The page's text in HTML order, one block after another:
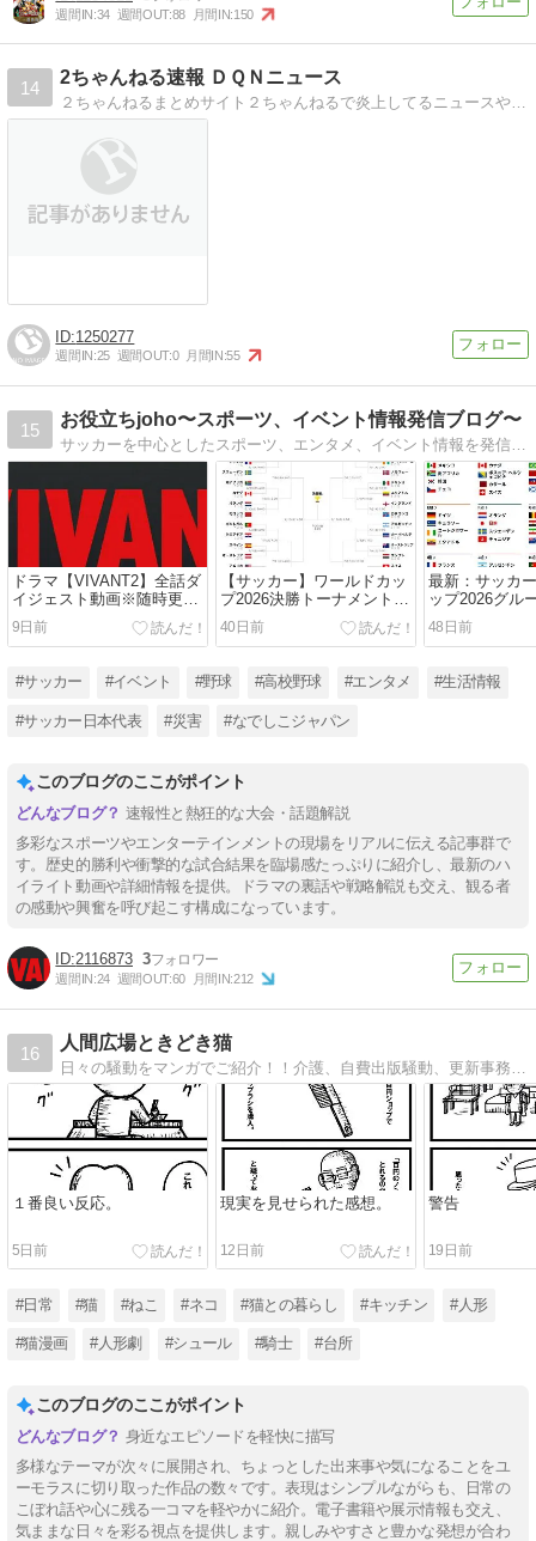
週間IN:34 週間OUT:88 月間IN:150
14
2ちゃんねる速報 ＤＱＮニュース
２ちゃんねるまとめサイト２ちゃんねるで炎上してるニュースや話題のニュース、面白いニュース、時事ネタを紹介
1250277
週間IN:25 週間OUT:0 月間IN:55
15
お役立ちjoho〜スポーツ、イベント情報発信ブログ〜
サッカーを中心としたスポーツ、エンタメ、イベント情報を発信しております！
ドラマ【VIVANT2】全話ダ
イジェスト動画※随時更新
9日前
【サッカー】ワールドカッ
プ2026決勝トーナメント日
程、中継&結果（ハイライ
ト動画有り）
40日前
最新：サッカ
ップ2026グル
果と順位表
48日前
#サッカー #イベント #野球 #高校野球 #エンタメ #生活情報
#サッカー日本代表 #災害 #なでしこジャパン
このブログのここがポイント
速報性と熱狂的な大会・話題解説
多彩なスポーツやエンターテインメントの現場をリアルに伝える記事群で
す。歴史的勝利や衝撃的な試合結果を臨場感たっぷりに紹介し、最新のハ
イライト動画や詳細情報を提供。ドラマの裏話や戦略解説も交え、観る者
の感動や興奮を呼び起こす構成になっています。
2116873 3
週間IN:24 週間OUT:60 月間IN:212
16
人間広場ときどき猫
１番良い反応。
5日前
現実を見せられた感想。
12日前
警告
19日前
#日常 #猫 #ねこ #ネコ #猫との暮らし #キッチン #人形
#猫漫画 #人形劇 #シュール #騎士 #台所
このブログのここがポイント
身近なエピソードを軽快に描写
多様なテーマが次々に展開され、ちょっとした出来事や気になることをユ
ーモラスに切り取った作品の数々です。表現はシンプルながらも、日常の
こぼれ話や心に残る一コマを軽やかに紹介。電子書籍や展示情報も交え、
気ままな日々を彩る視点を提供します。親しみやすさと豊かな発想が合わ